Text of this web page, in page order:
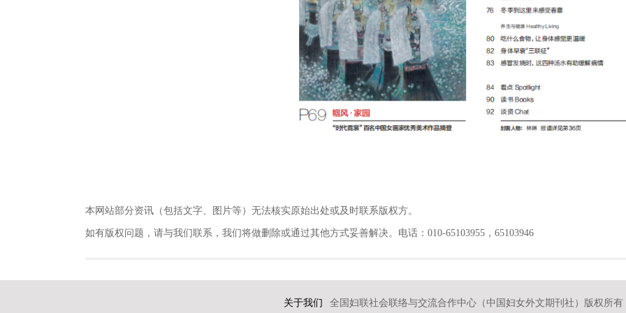
本网站部分资讯（包括文字、图片等）无法核实原始出处或及时联系版权方。
如有版权问题，请与我们联系，我们将做删除或通过其他方式妥善解决。电话：010-65103955，65103946
关于我们 全国妇联社会联络与交流合作中心（中国妇女外文期刊社）版权所有